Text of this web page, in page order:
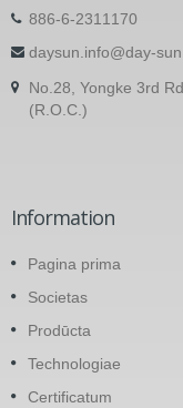
886-6-2311170
daysun.info@day-
No.28, Yongke 3rd
(R.O.C.)
Information
Pagina prima
Societas
Prodūcta
Technologiae
Certificatum